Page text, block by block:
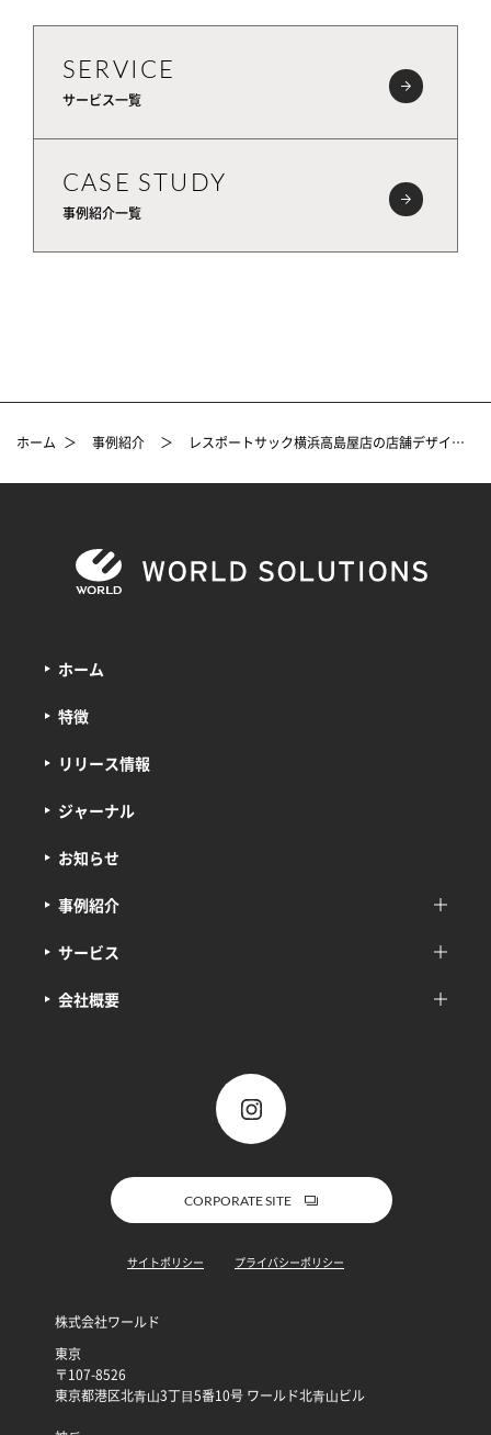
SERVICE
サービス一覧
CASE STUDY
事例紹介一覧
ホーム ＞ 事例紹介 ＞ レスポートサック横浜高島屋店の店舗デザイン設計・FFE事例
ホーム
特徴
サービス
事例紹介
会社概要
リリース情報
ジャーナル
お知らせ
CORPORATE SITE
サイトポリシー プライバシーポリシー
株式会社ワールド
東京
〒107-8526
東京都港区北⻘⼭3丁⽬5番10号 ワールド北⻘⼭ビル